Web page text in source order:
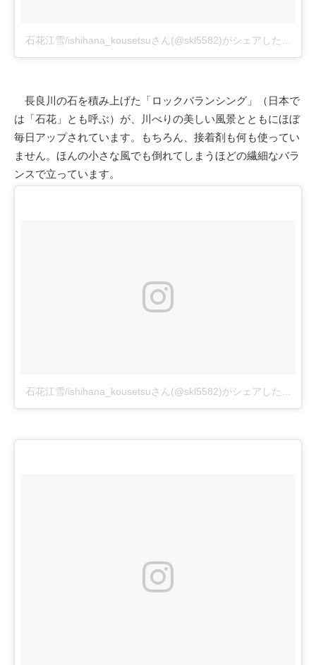
石花江雪/ishihana_kousetsuさん(@skl5582)がシェアした投稿
長良川の石を積み上げた「ロックバランシング」（日本で
は「石花」とも呼ぶ）が、川べりの美しい風景とともにほぼ
毎日アップされています。もちろん、接着剤も何も使ってい
ません。ほんの小さな風でも倒れてしまうほどの繊細なバラ
ンスで立っています。
石花江雪/ishihana_kousetsuさん(@skl5582)がシェアした投稿